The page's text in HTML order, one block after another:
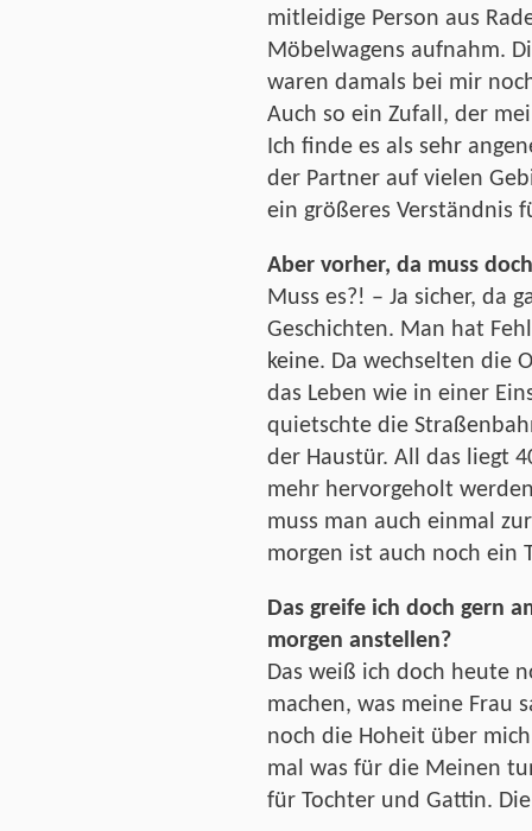
mitleidige Person aus
Möbelwagens aufnahm.
waren damals bei mir
Auch so ein Zufall, der
Ich finde es als sehr
der Partner auf vielen
ein größeres Verständnis
Aber vorher, da muss
Muss es?! – Ja sicher, da
Geschichten. Man hat
keine. Da wechselten die
das Leben wie in einer
quietschte die
der Haustür. All das liegt
mehr hervorgeholt
muss man auch einmal
morgen ist auch noch ein
Das greife ich doch gern
morgen anstellen?
Das weiß ich doch heute
machen, was meine Frau
noch die Hoheit über
mal was für die Meinen
für Tochter und Gattin.